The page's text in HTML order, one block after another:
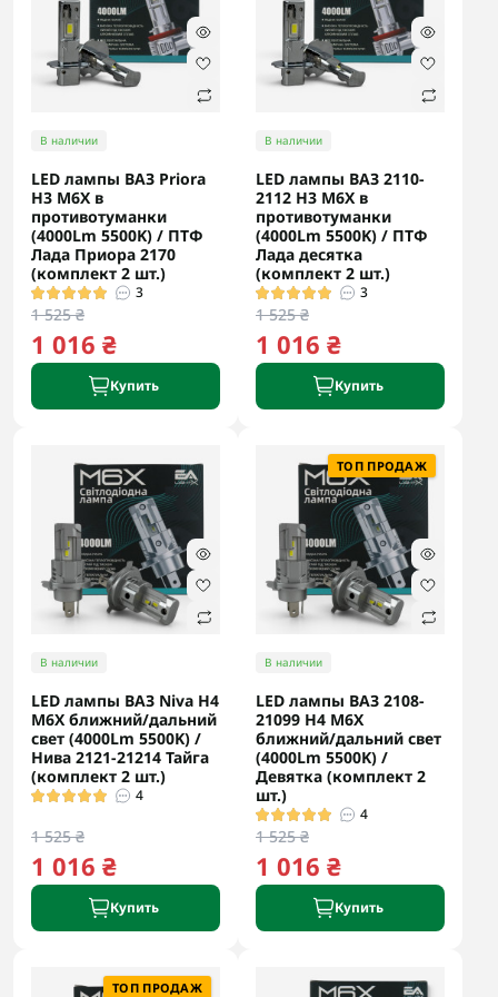
В наличии
LED лампы ВАЗ Priora
H3 M6X в
противотуманки
(4000Lm 5500K) / ПТФ
Лада Приора 2170
(комплект 2 шт.)
3
1 525 ₴
1 016 ₴
Купить
В наличии
LED лампы ВАЗ 2110-
2112 H3 M6X в
противотуманки
(4000Lm 5500K) / ПТФ
Лада десятка
(комплект 2 шт.)
3
1 525 ₴
1 016 ₴
Купить
В наличии
LED лампы ВАЗ Niva H4
M6X ближний/дальний
свет (4000Lm 5500K) /
Нива 2121-21214 Тайга
(комплект 2 шт.)
4
1 525 ₴
1 016 ₴
Купить
ТОП ПРОДАЖ
В наличии
LED лампы ВАЗ 2108-
21099 H4 M6X
ближний/дальний свет
(4000Lm 5500K) /
Девятка (комплект 2
шт.)
4
1 525 ₴
1 016 ₴
Купить
ТОП ПРОДАЖ